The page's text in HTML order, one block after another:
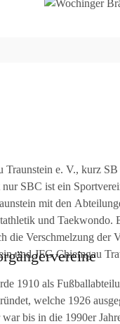
Traunstein e. V., kurz
SBC ist ein
mit den
und Taekwondo.
die Verschmelzung der
und JFG Chiemgau
1910 als
welche 1926
bis in die 1990er